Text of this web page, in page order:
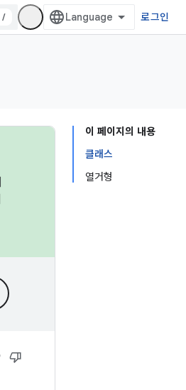
/ 로그인
이 페이지의 내용
클래스
열거형